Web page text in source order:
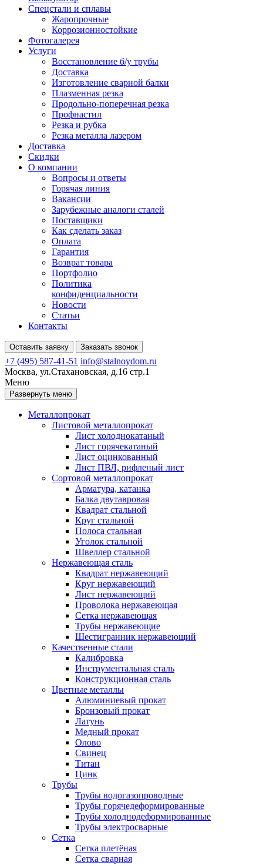
Спецстали и сплавы
Жаропрочные
Коррозионностойкие
Фотогалерея
Услуги
Восстановление б/у трубы
Доставка
Изготовление сварной балки
Плазменная резка
Продольно-поперечная резка
Профнастил
Резка и рубка
Резка металла лазером
Доставка
Скидки
О компании
Вопросы и ответы
Горячая линия
Вакансии
Зарубежные аналоги сталей
Поставщики
Как сделать заказ
Оплата
Гарантия
Возврат товара
Портфолио
Политика
конфиденциальности
Новости
Статьи
Контакты
Оставить заявку Заказать звонок
+7 (495) 587-41-51 info@stalnoydom.ru
Москва, ул.Стахановская, д.16 стр.1
Меню
Развернуть меню
Металлопрокат
Листовой металлопрокат
Лист холоднокатаный
Лист горячекатаный
Лист оцинкованный
Лист ПВЛ, рифленый лист
Сортовой металлопрокат
Арматура, катанка
Балка двутавровая
Квадрат стальной
Круг стальной
Полоса стальная
Уголок стальной
Швеллер стальной
Нержавеющая сталь
Квадрат нержавеющий
Круг нержавеющий
Лист нержавеющий
Проволока нержавеющая
Сетка нержавеющая
Трубы нержавеющие
Шестигранник нержавеющий
Качественные стали
Калибровка
Инструментальная сталь
Конструкционная сталь
Цветные металлы
Алюминиевый прокат
Бронзовый прокат
Латунь
Медный прокат
Олово
Свинец
Титан
Цинк
Трубы
Трубы водогазопроводные
Трубы горячедеформированные
Трубы холоднодеформированные
Трубы электросварные
Сетка
Сетка плетёная
Сетка сварная